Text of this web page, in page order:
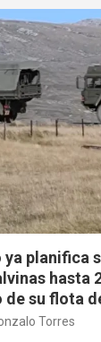
ya planifica
hasta
su flota
Torres